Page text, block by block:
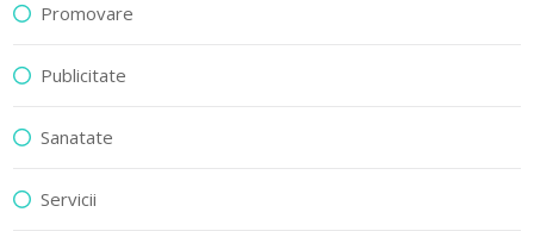
Promovare
Publicitate
Sanatate
Servicii